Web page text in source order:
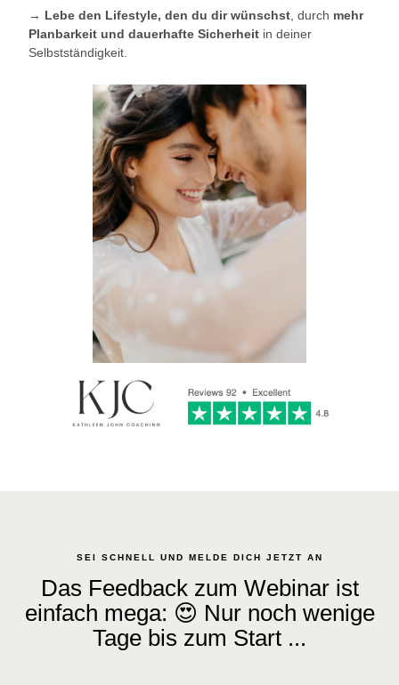
→ Lebe den Lifestyle, den du dir wünschst , durch mehr
Planbarkeit und dauerhafte Sicherheit in deiner
Selbstständigkeit.
SEI SCHNELL UND MELDE DICH JETZT AN
Das Feedback zum Webinar ist
einfach mega: 😍 Nur noch wenige
Tage bis zum Start ...